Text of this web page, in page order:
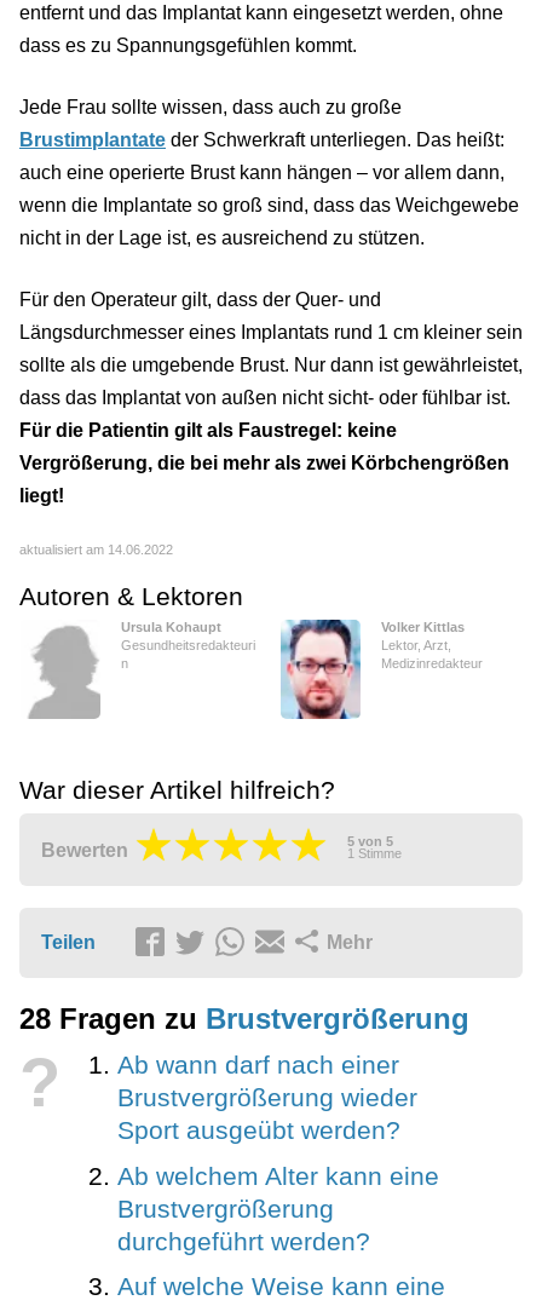
entfernt und das Implantat kann eingesetzt werden, ohne
dass es zu Spannungsgefühlen kommt.
Jede Frau sollte wissen, dass auch zu große
Brustimplantate der Schwerkraft unterliegen. Das heißt:
auch eine operierte Brust kann hängen – vor allem dann,
wenn die Implantate so groß sind, dass das Weichgewebe
nicht in der Lage ist, es ausreichend zu stützen.
Für den Operateur gilt, dass der Quer- und
Längsdurchmesser eines Implantats rund 1 cm kleiner sein
sollte als die umgebende Brust. Nur dann ist gewährleistet,
dass das Implantat von außen nicht sicht- oder fühlbar ist.
Für die Patientin gilt als Faustregel: keine
Vergrößerung, die bei mehr als zwei Körbchengrößen
liegt!
aktualisiert am 14.06.2022
Autoren & Lektoren
Ursula Kohaupt
Gesundheitsredakteuri
n
Volker Kittlas
Lektor, Arzt,
Medizinredakteur
War dieser Artikel hilfreich?
Bewerten 5 von 5
1 Stimme
Teilen Mehr
28 Fragen zu Brustvergrößerung
?
Ab wann darf nach einer
Brustvergrößerung wieder
Sport ausgeübt werden?
Ab welchem Alter kann eine
Brustvergrößerung
durchgeführt werden?
Auf welche Weise kann eine